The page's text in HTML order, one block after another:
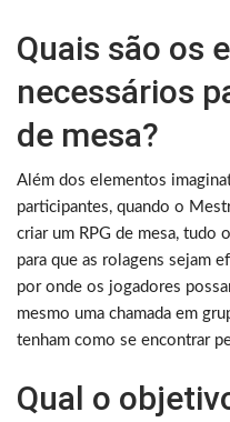
Quais são os
necessários
de mesa?
Além dos elementos
participantes, quando o
criar um RPG de mesa, tudo
para que as rolagens sejam
por onde os jogadores
mesmo uma chamada em
tenham como se encontrar
Qual o